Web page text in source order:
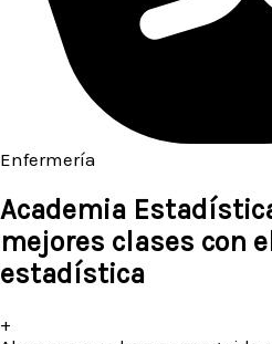
Enfermería
Academia
mejores clases con
estadística
+